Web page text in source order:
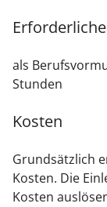
als
Stunden
Kosten
Grundsätzlich
Kosten. Die
Kosten